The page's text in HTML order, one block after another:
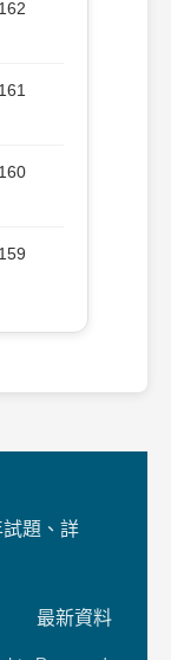
題、詳
最新資料